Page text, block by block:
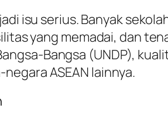
isu serius. Banyak
yang memadai, dan
Bangsa (UNDP),
ASEAN lainnya.